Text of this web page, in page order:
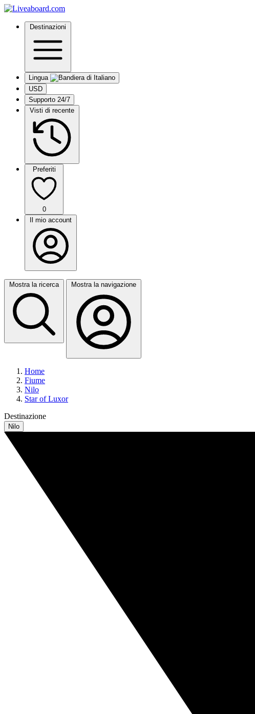
Destinazioni
Lingua
USD
Supporto 24/7
Visti di recente
Preferiti
0
Il mio account
Mostra la ricerca Mostra la navigazione
Home
Fiume
Nilo
Star of Luxor
Destinazione
Nilo